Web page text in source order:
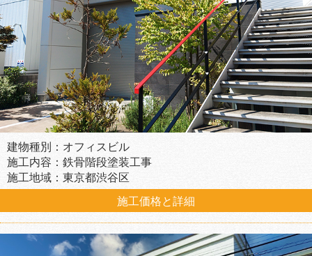
建物種別：オフィスビル
施工内容：鉄骨階段塗装工事
施工地域：東京都渋谷区
施工価格と詳細